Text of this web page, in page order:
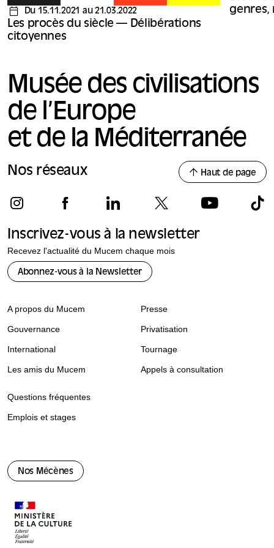
Du 15.11.2021 au 21.03.2022
Les procès du siècle — Délibérations
citoyennes
genres,
Musée des civilisations
de l’Europe
et de la Méditerranée
Nos réseaux Haut de page
Inscrivez-vous à la newsletter
Recevez l'actualité du Mucem chaque mois
Abonnez-vous à la Newsletter
Nos Mécènes
A propos du Mucem
Gouvernance
International
Les amis du Mucem
Presse
Privatisation
Tournage
Appels à consultation
Questions fréquentes
Emplois et stages